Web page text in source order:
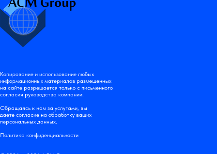
Копирование и использование любых
информационных материалов размещенных
на сайте разрешается только с письменного
согласия руководства компании.
Обращаясь к нам за услугами, вы
даете согласие на обработку ваших
персональных данных.
Политика конфиденциальности